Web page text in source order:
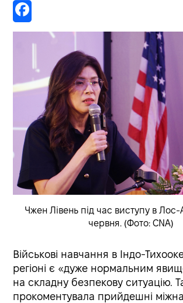
Чжен Лівень під час виступу в Лос-
червня. (Фото: CNA)
Військові навчання в Індо-
регіоні є «дуже нормальним
на складну безпекову ситуацію.
прокоментувала прийдешні